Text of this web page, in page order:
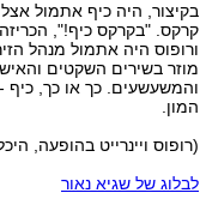
בקיצור, היה כיף אתמול
קרקס. "בקרקס כיף!",
ורופוס היה אתמול מנהל
מוזר בשירים השקטים
המון.
(רופוס ויינרייט בהופעה, היכל
לבלוג של שגיא נאור